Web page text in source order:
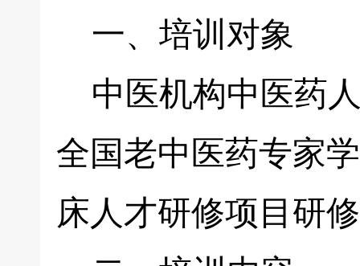
一、培训对象
中医机构中医药
全国老中医药专家
床人才研修项目研